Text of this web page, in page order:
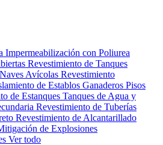
Impermeabilización con Poliurea
Revestimiento de Tanques
Naves Avícolas Revestimiento
de Establos Ganaderos Pisos
de Estanques Tanques de Agua y
Revestimiento de Tuberías
Revestimiento de Alcantarillado
de Explosiones
Ver todo